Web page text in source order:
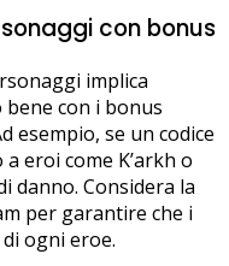
con bonus
implica
con i bonus
esempio, se un codice
eroi come K’arkh o
danno. Considera la
per garantire che i
ogni eroe.